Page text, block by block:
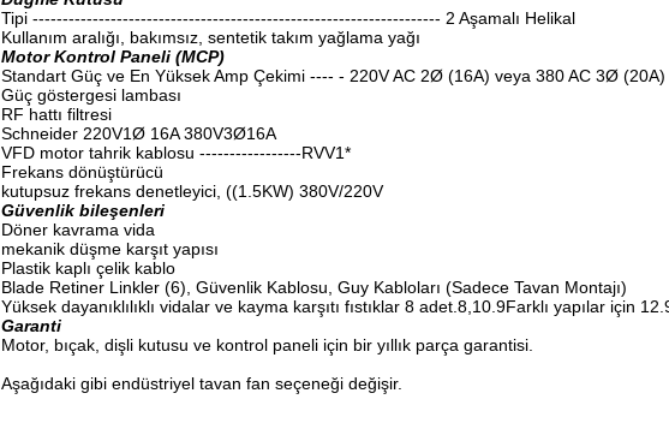
Tipi -------------------------------------------------------------------- 2 Aşamalı Helikal
Kullanım aralığı, bakımsız, sentetik takım yağlama yağı
Motor Kontrol Paneli (MCP)
Standart Güç ve En Yüksek Amp Çekimi ---- - 220V AC 2Ø (16A) veya 380 AC 3Ø (20A)
Güç göstergesi lambası
RF hattı filtresi
Schneider 220V1Ø 16A 380V3Ø16A
VFD motor tahrik kablosu -----------------RVV1*
Frekans dönüştürücü
kutupsuz frekans denetleyici, ((1.5KW) 380V/220V
Güvenlik bileşenleri
Döner kavrama vida
mekanik düşme karşıt yapısı
Plastik kaplı çelik kablo
Blade Retiner Linkler (6), Güvenlik Kablosu, Guy Kabloları (Sadece Tavan Montajı)
Yüksek dayanıklılıklı vidalar ve kayma karşıtı fıstıklar 8 adet.8,10.9Farklı yapılar için
Garanti
Motor, bıçak, dişli kutusu ve kontrol paneli için bir yıllık parça garantisi.
Aşağıdaki gibi endüstriyel tavan fan seçeneği değişir.